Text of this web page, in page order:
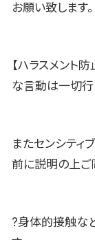
お願い致します。
【ハラスメント
な言動は一切行
またセンシティ
前に説明の上ご
?身体的接触な